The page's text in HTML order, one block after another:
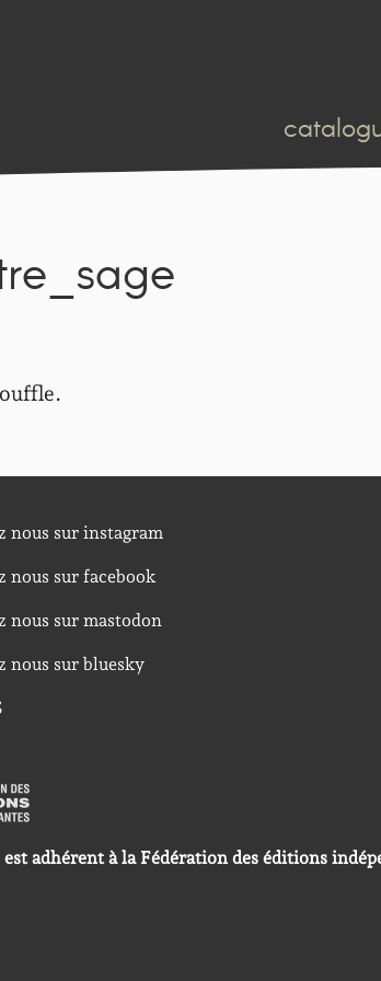
nous sur instagram
nous sur facebook
nous sur mastodon
nous sur bluesky
est adhérent à la Fédération des éditions